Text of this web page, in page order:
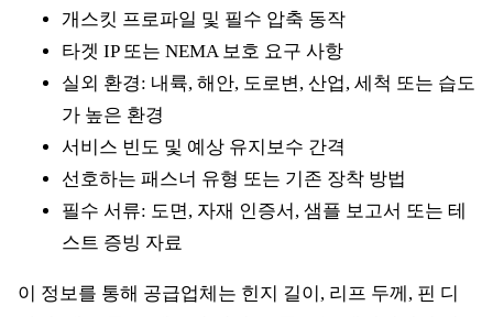
개스킷 프로파일 및 필수 압축 동작
타겟 IP 또는 NEMA 보호 요구 사항
실외 환경: 내륙, 해안, 도로변, 산업, 세척 또는 습도
가 높은 환경
서비스 빈도 및 예상 유지보수 간격
선호하는 패스너 유형 또는 기존 장착 방법
필수 서류: 도면, 자재 인증서, 샘플 보고서 또는 테
스트 증빙 자료
이 정보를 통해 공급업체는 힌지 길이, 리프 두께, 핀 디